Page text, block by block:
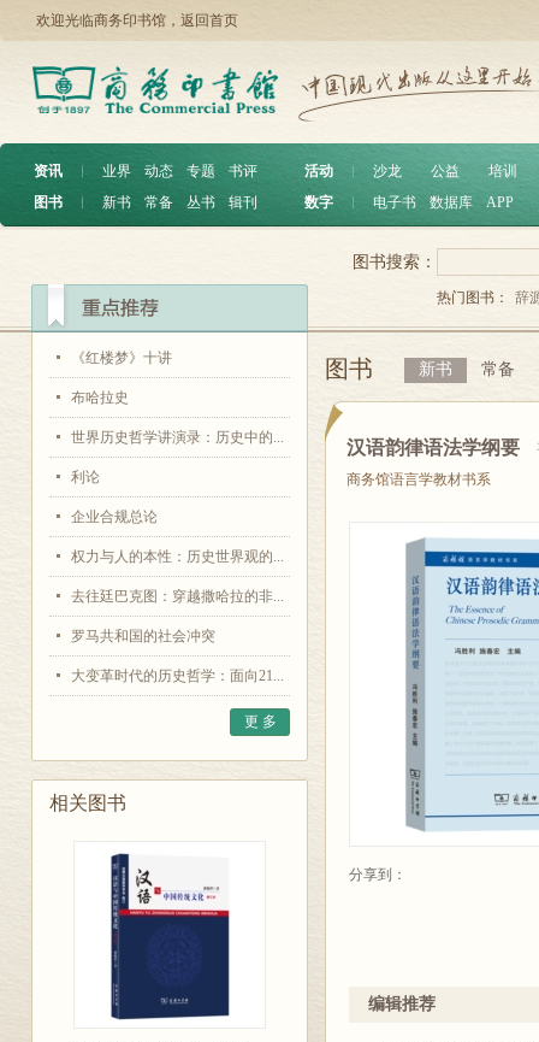
欢迎光临商务印书馆， 返回首页
资讯 ︱ 业界 动态 专题
书评
图书
︱ 新书 常备 丛书 辑刊
活动 沙龙 公益
培训
数字
电子书 数据库 APP
《红楼梦》十讲
布哈拉史
世界历史哲学讲演录：历史中的...
利论
企业合规总论
权力与人的本性：历史世界观的...
去往廷巴克图：穿越撒哈拉的非...
罗马共和国的社会冲突
大变革时代的历史哲学：面向21...
更 多
相关图书
图书搜索：
热门图书： 辞
图书 新书 常备
汉语韵律语法学纲要
商务馆语言学教材书系
分享到：
编辑推荐